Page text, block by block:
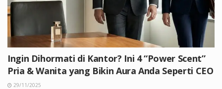
Ingin Dihormati di Kantor? Ini 4 “Power Scent”
Pria & Wanita yang Bikin Aura Anda Seperti CEO
29/11/2025